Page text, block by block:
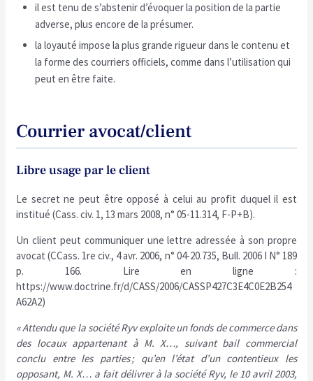
il est tenu de s’abstenir d’évoquer la position de la partie
adverse, plus encore de la présumer.
la loyauté impose la plus grande rigueur dans le contenu et
la forme des courriers officiels, comme dans l’utilisation qui
peut en être faite.
Courrier avocat/client
Libre usage par le client
Le secret ne peut être opposé à celui au profit duquel il est
institué (Cass. civ. 1, 13 mars 2008, n° 05-11.314, F-P+B).
Un client peut communiquer une lettre adressée à son propre
avocat (CCass. 1re civ., 4 avr. 2006, n° 04-20.735, Bull. 2006 I N° 189
p. 166. Lire en ligne :
https://www.doctrine.fr/d/CASS/2006/CASSP427C3E4C0E2B254
A62A2)
« Attendu que la société Ryv exploite un fonds de commerce dans
des locaux appartenant à M. X…, suivant bail commercial
conclu entre les parties ; qu’en l’état d’un contentieux les
opposant, M. X… a fait délivrer à la société Ryv, le 10 avril 2003,